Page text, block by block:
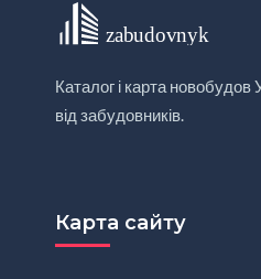
Каталог і карта новобудов
від забудовників.
Карта сайту